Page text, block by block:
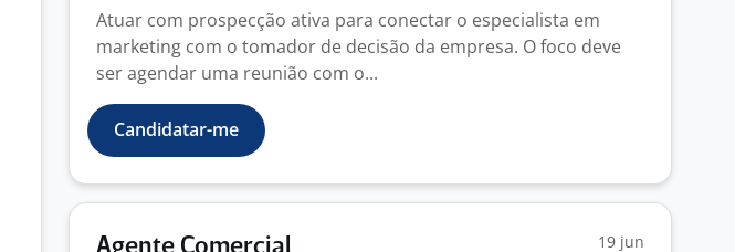
Atuar com prospecção ativa para conectar o especialista em
marketing com o tomador de decisão da empresa. O foco deve
ser agendar uma reunião com o...
Candidatar-me
19 jun